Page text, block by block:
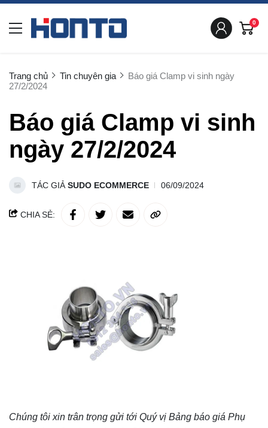
0
Trang chủ Tin chuyên gia
Báo giá Clamp vi sinh ngày
27/2/2024
Báo giá Clamp vi sinh
ngày 27/2/2024
TÁC GIẢ SUDO ECOMMERCE 06/09/2024
CHIA SẺ:
Chúng tôi xin trân trọng gửi tới Quý vị Bảng báo giá Phụ